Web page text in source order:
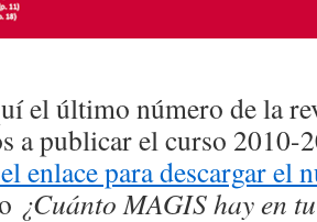
el último número de la
a publicar el curso 2010-
enlace para descargar el
¿Cuánto MAGIS hay en